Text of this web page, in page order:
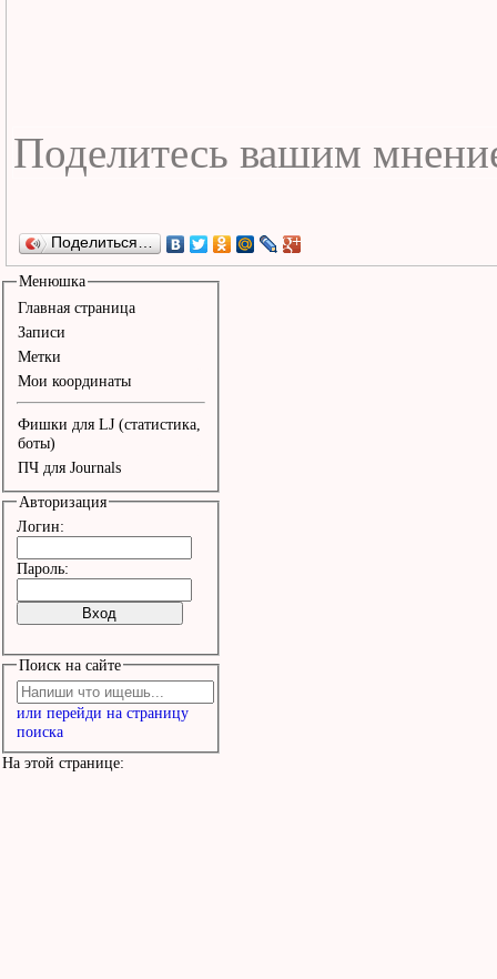
Трели все весенния,
Чтобы колокольчики
Обернусь я человеком,
Да вернусь к себе
Да возьму тебя на
Мой хороший, мой
Обернусь я белой
Да залезу в колыбель
Я к тебе, мой милый
Буду я твой
Буду я сидеть в твоей
Да петь колыбельныя,
Чтобы колокольчики
Цвели цветы хмельныя.
Поделиться…
Менюшка
Главная страница
Записи
Метки
Мои координаты
Фишки для LJ (статистика,
боты)
ПЧ для Journals
Авторизация
Логин:
Пароль:
Поиск на сайте
или перейди на страницу
поиска
На этой странице: